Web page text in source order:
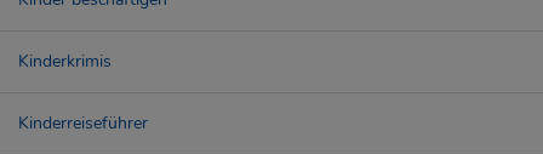
Kinderkrimis
Kinderreiseführer